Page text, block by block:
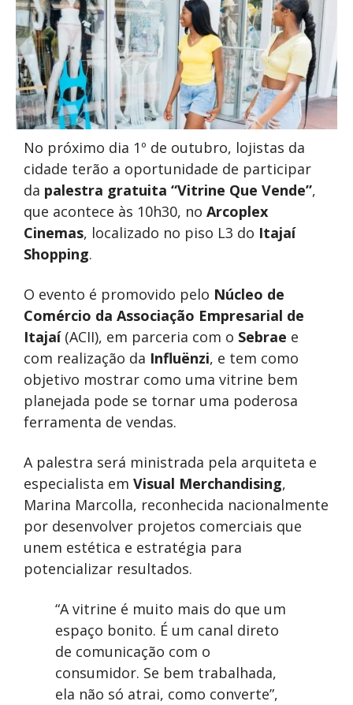
No próximo dia 1º de outubro, lojistas da
cidade terão a oportunidade de participar
da palestra gratuita “Vitrine Que Vende”,
que acontece às 10h30, no Arcoplex
Cinemas, localizado no piso L3 do Itajaí
Shopping.
O evento é promovido pelo Núcleo de
Comércio da Associação Empresarial de
Itajaí(ACII), em parceria com o Sebrae e
com realização da Influënzi, e tem como
objetivo mostrar como uma vitrine bem
planejada pode se tornar uma poderosa
ferramenta de vendas.
A palestra será ministrada pela arquiteta e
especialista em Visual Merchandising,
Marina Marcolla, reconhecida nacionalmente
por desenvolver projetos comerciais que
unem estética e estratégia para
potencializar resultados.
“A vitrine é muito mais do que um
espaço bonito. É um canal direto
de comunicação com o
consumidor. Se bem trabalhada,
ela não só atrai, como converte”,